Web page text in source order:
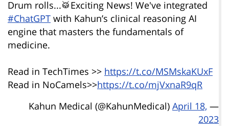
Drum rolls...🥁Exciting News! We've integrated
#ChatGPT with Kahun’s clinical reasoning AI
engine that masters the fundamentals of
medicine.
Read in TechTimes >> https://t.co/MSMskaKUxF
Read in NoCamels>>https://t.co/mjVxnaR9qR
— Kahun Medical (@KahunMedical)
April 18,
2023